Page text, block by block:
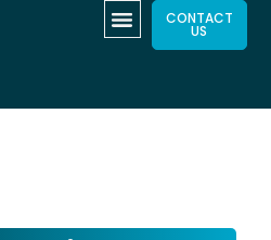
CONTACT
US